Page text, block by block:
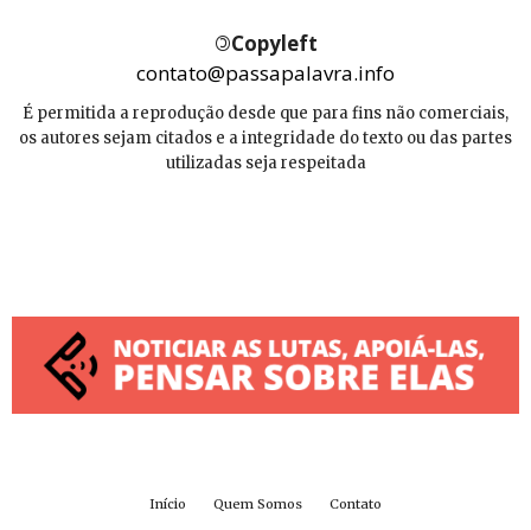
©Copyleft
contato@passapalavra.info
É permitida a reprodução desde que para fins não comerciais,
os autores sejam citados e a integridade do texto ou das partes
utilizadas seja respeitada
Início Quem Somos Contato